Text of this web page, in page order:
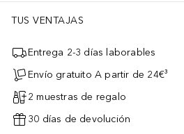
TUS VENTAJAS
Entrega 2-3 días laborables
Envío gratuito A partir de 24€³
2 muestras de regalo
30 días de devolución